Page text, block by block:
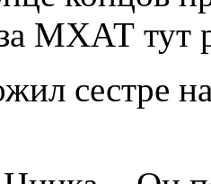
МХАТ тут
сестре